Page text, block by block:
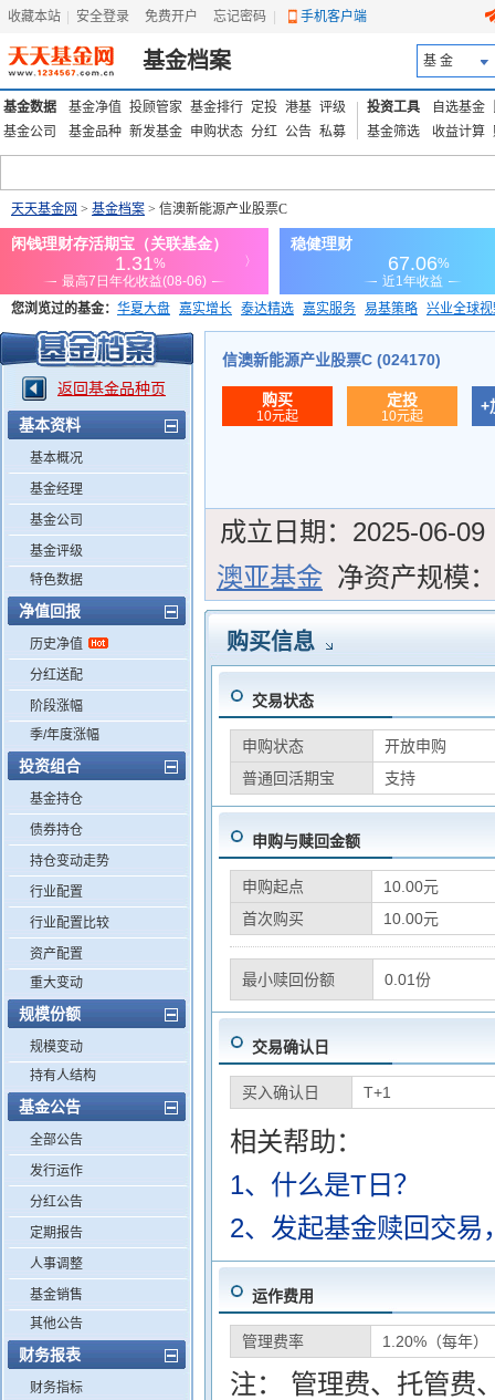
收藏本站 安全登录 免费开户 忘记密码 手机客户端
基金档案 基 金
基金数据 基金净值 投顾管家 基金排行 定投 港基 评级
基金公司
基金品种 新发基金 申购状态 分红 公告 私募
投资工具 自选基金
基金筛选
收益计算
天天基金网 > 基金档案 > 信澳新能源产业股票C
您浏览过的基金： 华夏大盘 嘉实增长 泰达精选 嘉实服务 易基策略 兴业全球
添富优势 华安宏利 上证180价值ETF
返回基金品种页
基本资料
基本概况
基金经理
基金公司
基金评级
特色数据
净值回报
历史净值
分红送配
阶段涨幅
季/年度涨幅
投资组合
基金持仓
债券持仓
持仓变动走势
行业配置
行业配置比较
资产配置
重大变动
规模份额
规模变动
持有人结构
基金公告
全部公告
发行运作
分红公告
定期报告
人事调整
基金销售
其他公告
财务报表
财务指标
信澳新能源产业股票C (024170)
购买
10元起
定投
10元起
+
成立日期： 2025-06-09
澳亚基金 净资产规模：
购买信息
交易状态
申购状态
开放申购
普通回活期宝
支持
申购与赎回金额
申购起点
10.00元
首次购买
10.00元
最小赎回份额 0.01份
交易确认日
买入确认日 T+1
相关帮助：
1、什么是T日？
2、发起基金赎回交易
运作费用
管理费率 1.20%（每年）
注： 管理费、托管费